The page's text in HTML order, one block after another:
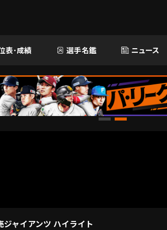
表･成績 選手名鑑 ニュース
ャイアンツ ハイライト